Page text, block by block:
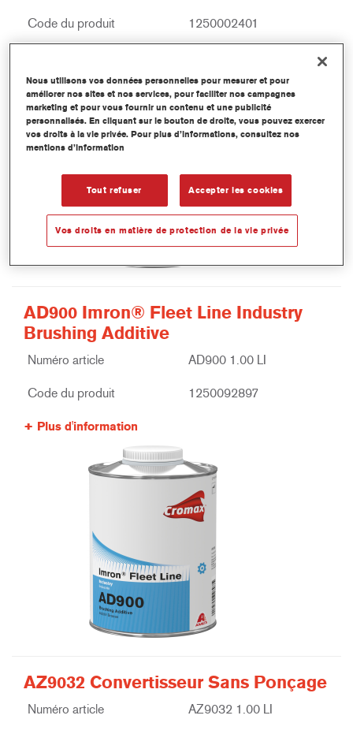
Code du produit 1250002401
AD900 Imron® Fleet Line Industry
Brushing Additive
Numéro article AD900 1.00 LI
Code du produit 1250092897
Plus d'information
AZ9032 Convertisseur Sans Ponçage
Numéro article AZ9032 1.00 LI
Nous utilisons vos données personnelles pour mesurer et pour
améliorer nos sites et nos services, pour faciliter nos campagnes
marketing et pour vous fournir un contenu et une publicité
personnalisés. En cliquant sur le bouton de droite, vous pouvez exercer
vos droits à la vie privée. Pour plus d’informations, consultez nos
mentions d’information
Tout refuser Accepter les cookies
Vos droits en matière de protection de la vie privée